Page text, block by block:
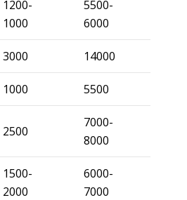
1200-
1000
5500-
6000
3000 14000
1000 5500
2500
7000-
8000
1500-
2000
6000-
7000